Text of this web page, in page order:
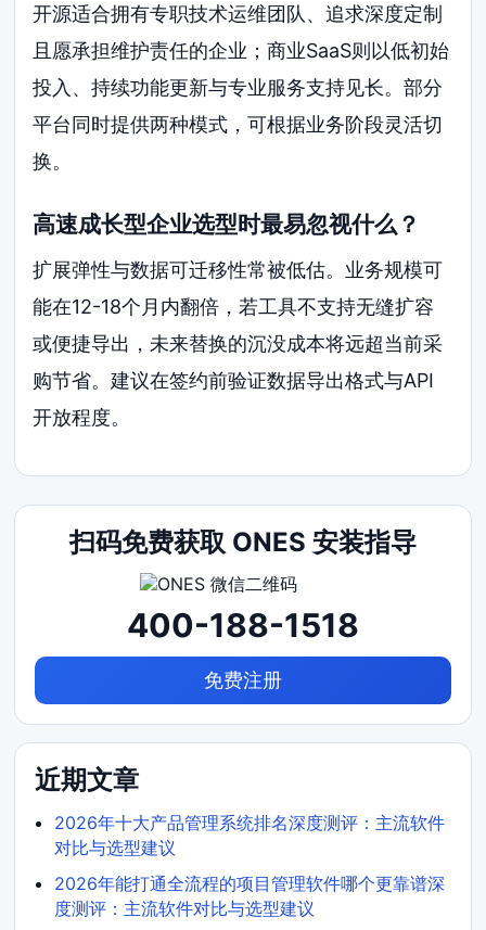
开源适合拥有专职技术运维团队、追求深度定制
且愿承担维护责任的企业；商业SaaS则以低初始
投入、持续功能更新与专业服务支持见长。部分
平台同时提供两种模式，可根据业务阶段灵活切
换。
高速成长型企业选型时最易忽视什么？
扩展弹性与数据可迁移性常被低估。业务规模可
能在12-18个月内翻倍，若工具不支持无缝扩容
或便捷导出，未来替换的沉没成本将远超当前采
购节省。建议在签约前验证数据导出格式与API
开放程度。
扫码免费获取 ONES 安装指导
400-188-1518
免费注册
近期文章
2026年十大产品管理系统排名深度测评：主流软件
对比与选型建议
2026年能打通全流程的项目管理软件哪个更靠谱深
度测评：主流软件对比与选型建议